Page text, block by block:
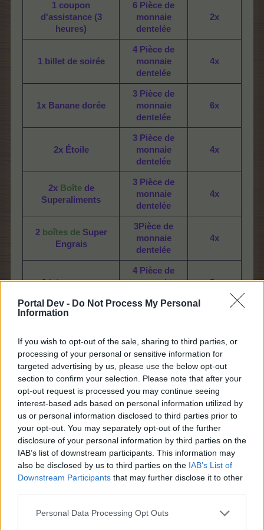
Portal Dev - Do Not Process My Personal
Information
If you wish to opt-out of the sale, sharing to third parties, or
processing of your personal or sensitive information for
targeted advertising by us, please use the below opt-out
section to confirm your selection. Please note that after your
opt-out request is processed you may continue seeing
interest-based ads based on personal information utilized by
us or personal information disclosed to third parties prior to
your opt-out. You may separately opt-out of the further
disclosure of your personal information by third parties on the
IAB’s list of downstream participants. This information may
also be disclosed by us to third parties on the IAB’s List of
Downstream Participants that may further disclose it to other
Personal Data Processing Opt Outs
1 coupon
d'assistance (3
heures)
6 Pièce de
monnaie
dentelée
2x
1 billet de soirée
4 Pièce de
monnaie
dentelée
4x
1x Banane dorée
3 Pièce de
monnaie
dentelée
6x
2x Étoile
3 Pièce de
monnaie
dentelée
4x
2x Boîte de
Superaliments
3 Pièce de
monnaie
dentelée
4x
2 boîtes de Super
Engrais
3Pièce de
monnaie
dentelée
4x
1 jeton orange
4 Pièce de
monnaie
2x
dentelée
20x Colle adhésive
4 Pièce de
monnaie
dentelée
2x
1x Pièce de Chance
10 Pièce de
monnaie
dentelée x
1x
1xGamme « King
Peak»
6 Pièce de
dentelée
1xMagnifique arbre
« Nadia
dentelée